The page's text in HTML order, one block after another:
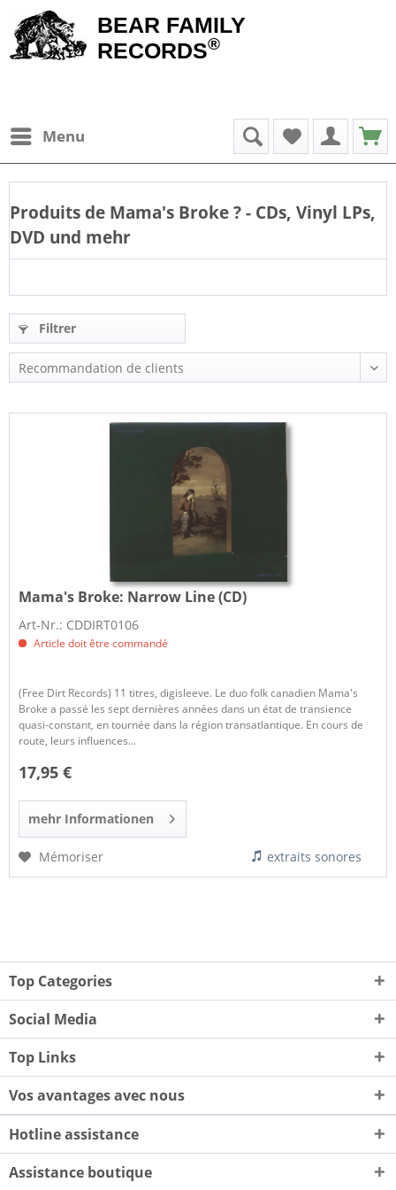
BEAR FAMILY
RECORDS®
Menu
Produits de Mama's Broke? - CDs, Vinyl LPs,
DVD und mehr
Filtrer
Mama's Broke: Narrow Line (CD)
Art-Nr.: CDDIRT0106
Article doit être commandé
(Free Dirt Records) 11 titres, digisleeve. Le duo folk canadien Mama's
Broke a passé les sept dernières années dans un état de transience
quasi-constant, en tournée dans la région transatlantique. En cours de
route, leurs influences...
17,95 €
mehr Informationen
Mémoriser extraits sonores
Top Categories
Social Media
Top Links
Vos avantages avec nous
Hotline assistance
Assistance boutique